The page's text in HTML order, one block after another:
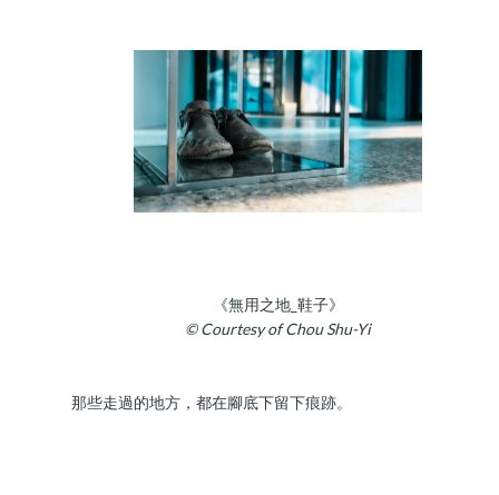
《無用之地_鞋子》
© Courtesy of Chou Shu-Yi
那些走過的地方，都在腳底下留下痕跡。